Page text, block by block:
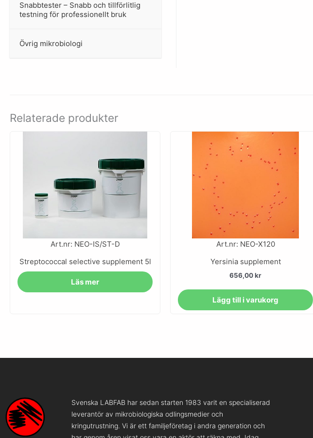
Snabbtester – Snabb och tillförlitlig
testning för professionellt bruk
–
Övrig mikrobiologi
–
Relaterade produkter
Art.nr: NEO-IS/ST-D
Streptococcal selective supplement 5l
Läs mer
Art.nr: NEO-X120
Yersinia supplement
656,00kr
Lägg till i varukorg
Svenska LABFAB har sedan starten 1983 varit en specialiserad
leverantör av mikrobiologiska odlingsmedier och
kringutrustning. Vi är ett familjeföretag i andra generation och